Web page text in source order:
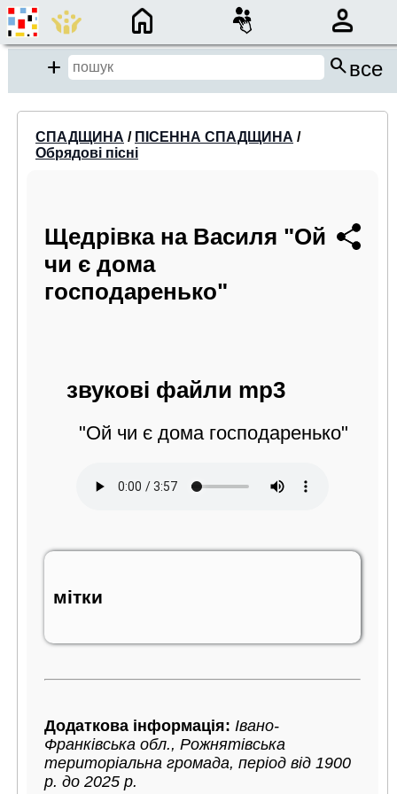
×
Add searchвсе
close
Спадщина
Бібліотека
СПАДЩИНА / ПІСЕННА СПАДЩИНА /
Обрядові пісні
Щедрівка на Василя "Ой
чи є дома
господаренько"
звукові файли mp3
"Ой чи є дома господаренько"
мітки
Додаткова інформація: Івано-
Франківська обл., Рожнятівська
територіальна громада, період від 1900
р. до 2025 р.